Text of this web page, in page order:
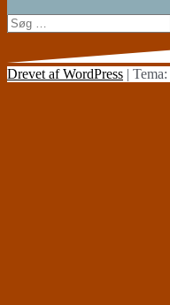
Søg
efter:
Drevet af WordPress | Tema: